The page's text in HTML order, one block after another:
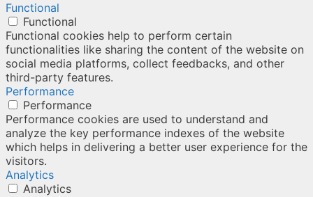
Functional
Functional
Functional cookies help to perform certain
functionalities like sharing the content of the website on
social media platforms, collect feedbacks, and other
third-party features.
Performance
Performance
Performance cookies are used to understand and
analyze the key performance indexes of the website
which helps in delivering a better user experience for the
visitors.
Analytics
Analytics